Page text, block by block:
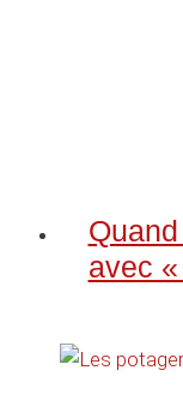
avec